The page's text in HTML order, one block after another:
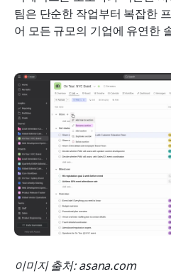
팀은 단순한 작업부터 복잡한
어 모든 규모의 기업에 유연한
이미지 출처: asana.com